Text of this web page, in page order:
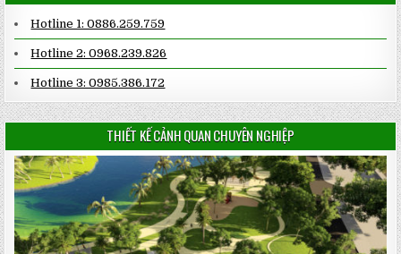
Hotline 1: 0886.259.759
Hotline 2: 0968.239.826
Hotline 3: 0985.386.172
THIẾT KẾ CẢNH QUAN CHUYÊN NGHIỆP